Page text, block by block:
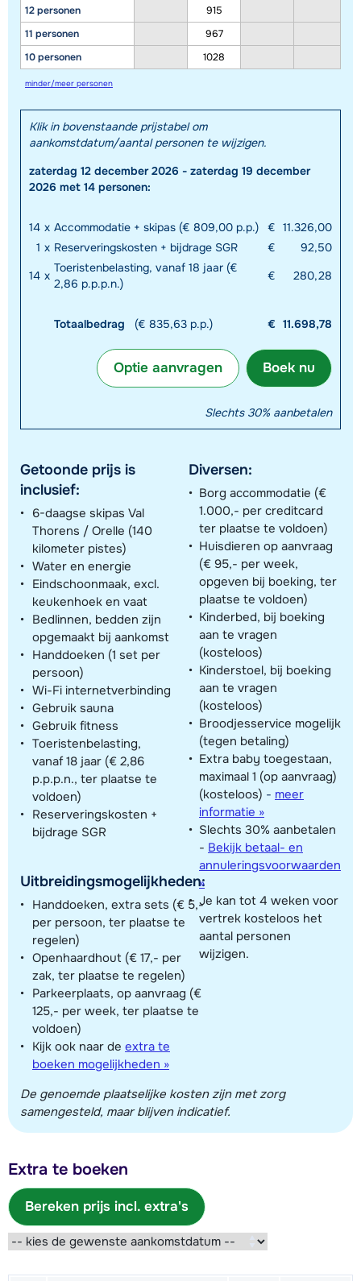
12 personen
11 personen
10 personen
915
967
1028
minder/meer personen
Klik in bovenstaande prijstabel om
aankomstdatum/aantal personen te wijzigen.
zaterdag 12 december 2026 - zaterdag 19 december
2026 met 14 personen:
14 x Accommodatie + skipas (€ 809,00 p.p.) € 11.326,00
1 x Reserveringskosten + bijdrage SGR €
92,50
14 x
Toeristenbelasting, vanaf 18 jaar (€
2,86 p.p.p.n.)
€ 280,28
Totaalbedrag (€ 835,63 p.p.) € 11.698,78
Boek nu
Optie aanvragen
Slechts 30% aanbetalen
Getoonde prijs is
inclusief:
6-daagse skipas Val
Thorens / Orelle (140
kilometer pistes)
Water en energie
Eindschoonmaak, excl.
keukenhoek en vaat
Bedlinnen, bedden zijn
opgemaakt bij aankomst
Handdoeken (1 set per
persoon)
Wi-Fi internetverbinding
Gebruik sauna
Gebruik fitness
Toeristenbelasting,
vanaf 18 jaar (€ 2,86
p.p.p.n., ter plaatse te
voldoen)
Reserveringskosten +
bijdrage SGR
Uitbreidingsmogelijkheden:
Handdoeken, extra sets (€ 5,-
per persoon, ter plaatse te
regelen)
Openhaardhout (€ 17,- per
zak, ter plaatse te regelen)
Parkeerplaats, op aanvraag (€
125,- per week, ter plaatse te
voldoen)
Kijk ook naar de extra te
boeken mogelijkheden »
Diversen:
Borg accommodatie (€
1.000,- per creditcard
ter plaatse te voldoen)
Huisdieren op aanvraag
(€ 95,- per week,
opgeven bij boeking, ter
plaatse te voldoen)
Kinderbed, bij boeking
aan te vragen
(kosteloos)
Kinderstoel, bij boeking
aan te vragen
(kosteloos)
Broodjesservice mogelijk
(tegen betaling)
Extra baby toegestaan,
maximaal 1 (op aanvraag)
(kosteloos) - meer
informatie »
Slechts 30% aanbetalen
- Bekijk betaal- en
annuleringsvoorwaarden
»
Je kan tot 4 weken voor
vertrek kosteloos het
aantal personen
wijzigen.
De genoemde plaatselijke kosten zijn met zorg
samengesteld, maar blijven indicatief.
Extra te boeken
Bereken prijs incl. extra's